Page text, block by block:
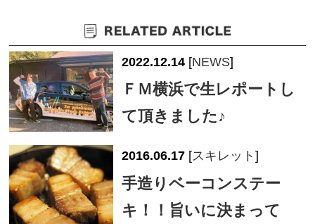
2022.12.14 [NEWS]
ＦＭ横浜で生レポートし
て頂きました♪
2016.06.17 [スキレット]
手造りベーコンステー
キ！！旨いに決まって